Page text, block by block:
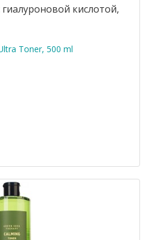
кислотой,
Toner, 500 ml